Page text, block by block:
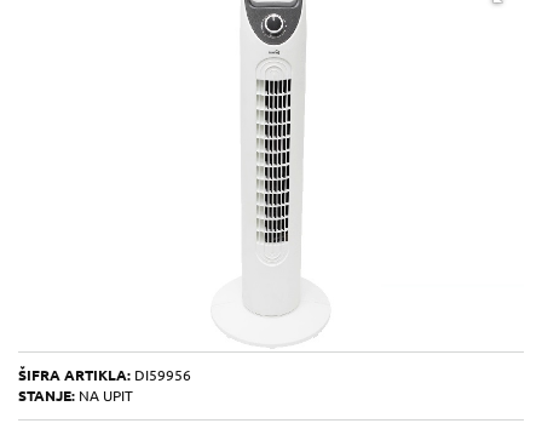
ŠIFRA ARTIKLA: DI59956
STANJE: NA UPIT